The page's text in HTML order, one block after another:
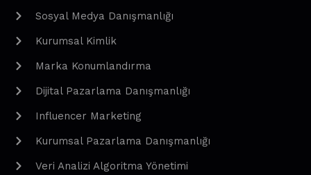
Sosyal Medya Danışmanlığı
Kurumsal Kimlik
Marka Konumlandırma
Dijital Pazarlama Danışmanlığı
Influencer Marketing
Kurumsal Pazarlama Danışmanlığı
Veri Analizi Algoritma Yönetimi